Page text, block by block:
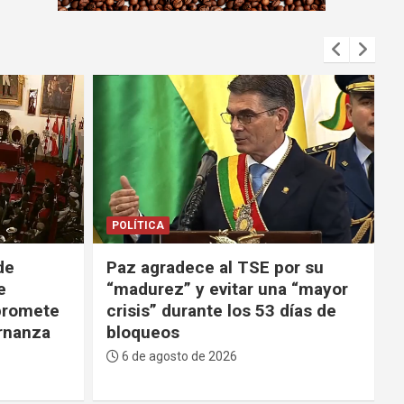
m
t
:
POLÍTICA
Paz agradece al TSE por su
“madurez” y evitar una “mayor
crisis” durante los 53 días de
bloqueos
6 de agosto de 2026